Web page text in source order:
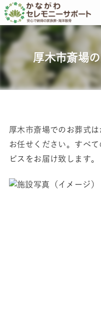
厚木市斎場
厚木市斎場でのお葬式
お任せください。すべ
ビスをお届け致します。